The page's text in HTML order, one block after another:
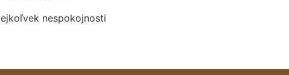
nespokojnosti